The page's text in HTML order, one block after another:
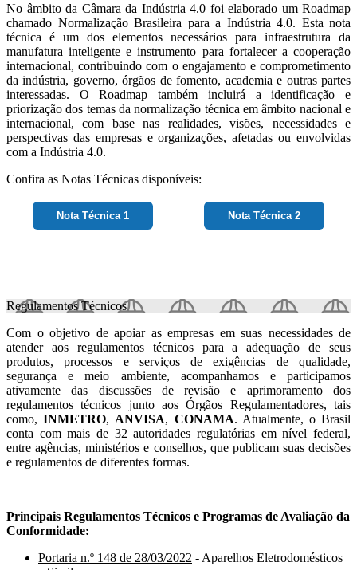
No âmbito da Câmara da Indústria 4.0 foi elaborado um Roadmap
chamado Normalização Brasileira para a Indústria 4.0. Esta nota
técnica é um dos elementos necessários para infraestrutura da
manufatura inteligente e instrumento para fortalecer a cooperação
internacional, contribuindo com o engajamento e comprometimento
da indústria, governo, órgãos de fomento, academia e outras partes
interessadas. O Roadmap também incluirá a identificação e
priorização dos temas da normalização técnica em âmbito nacional e
internacional, com base nas realidades, visões, necessidades e
perspectivas das empresas e organizações, afetadas ou envolvidas
com a Indústria 4.0.
Confira as Notas Técnicas disponíveis:
Nota Técnica 1 Nota Técnica 2
Regulamentos Técnicos
Com o objetivo de apoiar as empresas em suas necessidades de
atender aos regulamentos técnicos para a adequação de seus
produtos, processos e serviços de exigências de qualidade,
segurança e meio ambiente, acompanhamos e participamos
ativamente das discussões de revisão e aprimoramento dos
regulamentos técnicos junto aos Órgãos Regulamentadores, tais
como,INMETRO, ANVISA, CONAMA. Atualmente, o Brasil
conta com mais de 32 autoridades regulatórias em nível federal,
entre agências, ministérios e conselhos, que publicam suas decisões
e regulamentos de diferentes formas.
Principais Regulamentos Técnicos e Programas de Avaliação da
Conformidade:
Portaria n.º 148 de 28/03/2022 - Aparelhos Eletrodomésticos